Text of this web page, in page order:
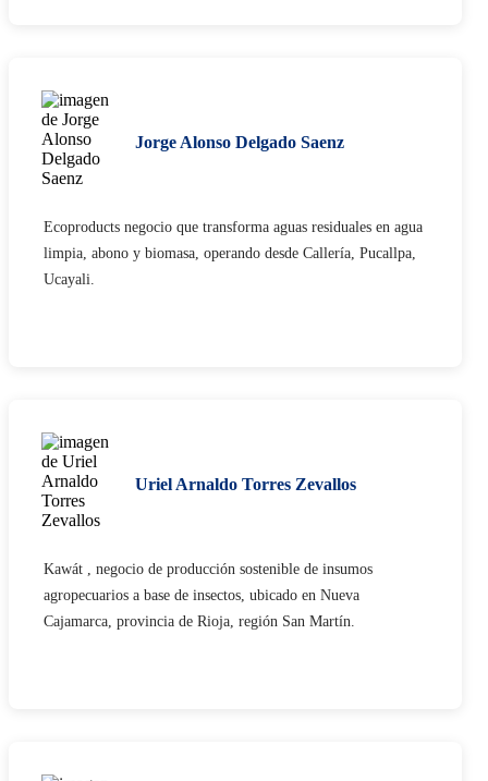
Jorge Alonso Delgado Saenz​
Ecoproducts negocio que transforma aguas residuales en agua
limpia, abono y biomasa, operando desde Callería, Pucallpa,
Ucayali.​
Uriel Arnaldo Torres Zevallos​
Kawát , negocio de producción sostenible de insumos
agropecuarios a base de insectos, ubicado en Nueva
Cajamarca, provincia de Rioja, región San Martín.​